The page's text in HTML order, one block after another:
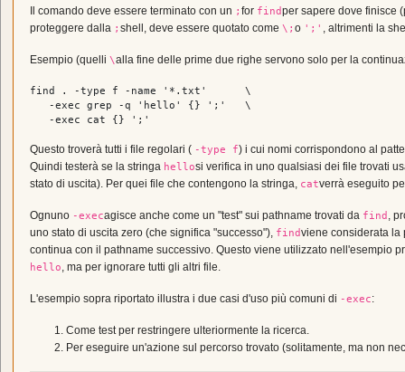
Il comando deve essere terminato con un ; for findper sapere dove finisce
proteggere dalla ; shell, deve essere quotato come \; o ';' , altrimenti la
Esempio (quelli \alla fine delle prime due righe servono solo per la
find . -type f -name '*.txt'
      \
   -
exec grep -q 'hello' {} ';'
   \
   -
exec cat {} ';'
Questo troverà tutti i file regolari ( -type f) i cui nomi corrispondono al
Quindi testerà se la stringa hellosi verifica in uno qualsiasi dei file trovati
stato di uscita). Per quei file che contengono la stringa, catverrà eseguito
Ognuno -execagisce anche come un "test" sui pathname trovati da find ,
uno stato di uscita zero (che significa "successo"), findviene considerata la
continua con il pathname successivo. Questo viene utilizzato nell'esempio
hello, ma per ignorare tutti gli altri file.
L'esempio sopra riportato illustra i due casi d'uso più comuni di -exec:
Come test per restringere ulteriormente la ricerca.
Per eseguire un'azione sul percorso trovato (solitamente, ma non